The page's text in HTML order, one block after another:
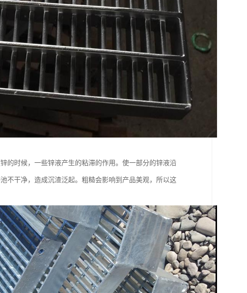
的时候，一些锌液产生的粘滞的作用。使一部分的锌液沿
不干净，造成沉渣泛起。粗糙会影响到产品美观，所以这